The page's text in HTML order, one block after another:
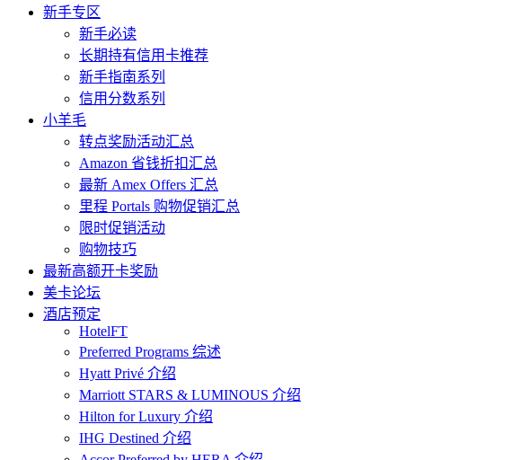
新手专区
新手必读
长期持有信用卡推荐
新手指南系列
信用分数系列
小羊毛
转点奖励活动汇总
Amazon 省钱折扣汇总
最新 Amex Offers 汇总
里程 Portals 购物促销汇总
限时促销活动
购物技巧
最新高额开卡奖励
美卡论坛
酒店预定
HotelFT
Preferred Programs 综述
Hyatt Privé 介绍
Marriott STARS & LUMINOUS 介绍
Hilton for Luxury 介绍
IHG Destined 介绍